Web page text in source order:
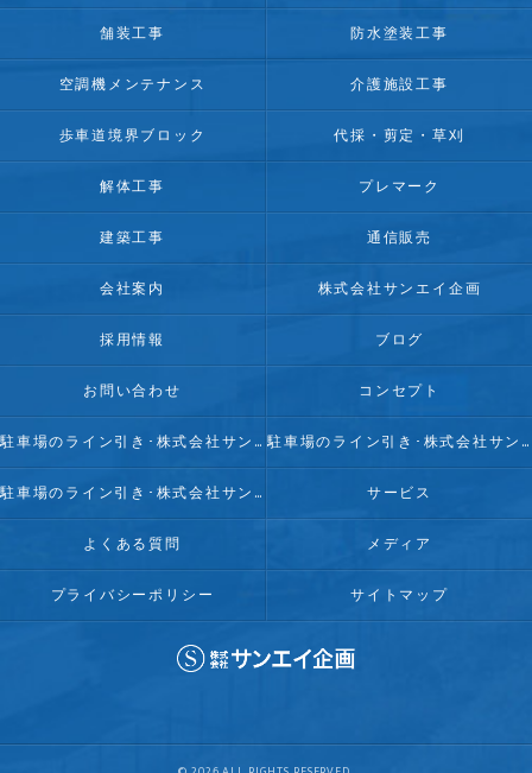
舗装工事 防水塗装工事
空調機メンテナンス 介護施設工事
歩車道境界ブロック 代採・剪定・草刈
解体工事 プレマーク
建築工事 通信販売
会社案内 株式会社サンエイ企画
採用情報 ブログ
お問い合わせ コンセプト
駐車場のライン引き･株式会社サンエイ企画の口コミ情報 駐車場のライン引き･株式会社サンエイ企画の評判
駐車場のライン引き･株式会社サンエイ企画のお客様の声 サービス
よくある質問 メディア
プライバシーポリシー サイトマップ